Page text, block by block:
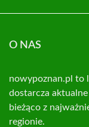
O NAS
nowypoznan.pl to
dostarcza
bieżąco z
regionie.